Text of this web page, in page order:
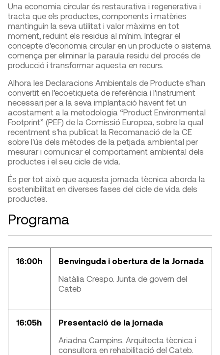
Una economia circular és restaurativa i regenerativa i
tracta que els productes, components i matèries
mantinguin la seva utilitat i valor màxims en tot
moment, reduint els residus al mínim. Integrar el
concepte d'economia circular en un producte o sistema
comença per eliminar la paraula residu del procés de
producció i transformar aquesta en recurs.
Alhora les Declaracions Ambientals de Producte s’han
convertit en l’ecoetiqueta de referència i l’instrument
necessari per a la seva implantació havent fet un
acostament a la metodologia “Product Environmental
Footprint” (PEF) de la Comissió Europea, sobre la qual
recentment s'ha publicat la Recomanació de la CE
sobre l'ús dels mètodes de la petjada ambiental per
mesurar i comunicar el comportament ambiental dels
productes i el seu cicle de vida.
És per tot això que aquesta jornada tècnica aborda la
sostenibilitat en diverses fases del cicle de vida dels
productes.
Programa
16:00h
Benvinguda i obertura de la Jornada
Natàlia Crespo. Junta de govern del
Cateb
16:05h
Presentació de la jornada
Ariadna Campins. Arquitecta tècnica i
consultora en rehabilitació del Cateb.